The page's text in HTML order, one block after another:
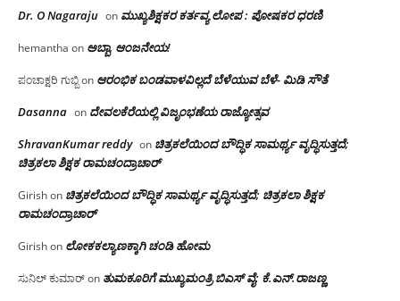
Dr. O Nagaraju on ಮುಖ್ಯಶಿಕ್ಷಕರ ಕರ್ತವ್ಯ ಲೋಪ : ಪೋಷಕರ ಧರಣಿ
hemantha on ಅಬ್ಬಾ, ಆಂಜನೇಯ!
ಪಂಚಾಕ್ಷರಿ ಗುಬ್ಬಿon ಆರಂಭಿಕ ಬಂಡವಾಳವಿಲ್ಲದೆ ಬೆಳೆಯುವ ಬೆಳೆ- ಮಿಡಿ ಸೌತೆ
Dasanna on ದೇವಲಕೆರೆಯಲ್ಲಿ ವಿಜೃಂಭಣೆಯ ರಾಜ್ಯೋತ್ಸವ
ShravanKumar reddy on ಚಿತ್ರಕಲೆಯಿಂದ ಬೌದ್ಧಿಕ ಸಾಮರ್ಥ್ಯ ವೃದ್ಧಿಸುತ್ತದೆ;
ಚಿತ್ರಕಲಾ ಶಿಕ್ಷಕ ರಾಮಚಂದ್ರಾಚಾರ್
Girishon ಚಿತ್ರಕಲೆಯಿಂದ ಬೌದ್ಧಿಕ ಸಾಮರ್ಥ್ಯ ವೃದ್ಧಿಸುತ್ತದೆ; ಚಿತ್ರಕಲಾ ಶಿಕ್ಷಕ
ರಾಮಚಂದ್ರಾಚಾರ್
Girishon ಲೋಕಕಲ್ಯಾಣಕ್ಕಾಗಿ ಚಂಡಿ ಹೋಮ
ಸುನಿಲ್ ಕುಮಾರ್on ತುಮಕೂರಿಗೆ ಮುಖ್ಯಮಂತ್ರಿ ಬಿಎಸ್ ವೈ: ಕೆ.ಎನ್.ರಾಜಣ್ಣ